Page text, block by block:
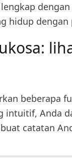
hidup dengan
beberapa
intuitif, Anda
catatan